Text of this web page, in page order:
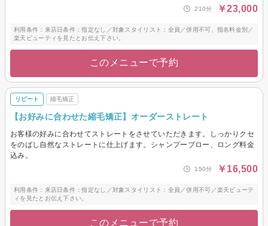
210分 ￥23,000
利用条件：来店日条件：指定なし／対象スタイリスト：全員／併用不可、指名料金別／
楽天ビューティを見たとお伝え下さい。
このメニューで予約
リピート 縮毛矯正
【お好みに合わせた縮毛矯正】オーダーストレート
お客様の好みに合わせてストレートをさせていただきます。しっかりクセ
をのばし自然なストレートに仕上げます。シャンプーブロー、ロング料金
込み。
150分 ￥16,500
利用条件：来店日条件：指定なし／対象スタイリスト：全員／併用不可／楽天ビューテ
ィを見たとお伝え下さい。
このメニューで予約